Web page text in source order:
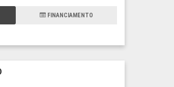
FINANCIAMENTO